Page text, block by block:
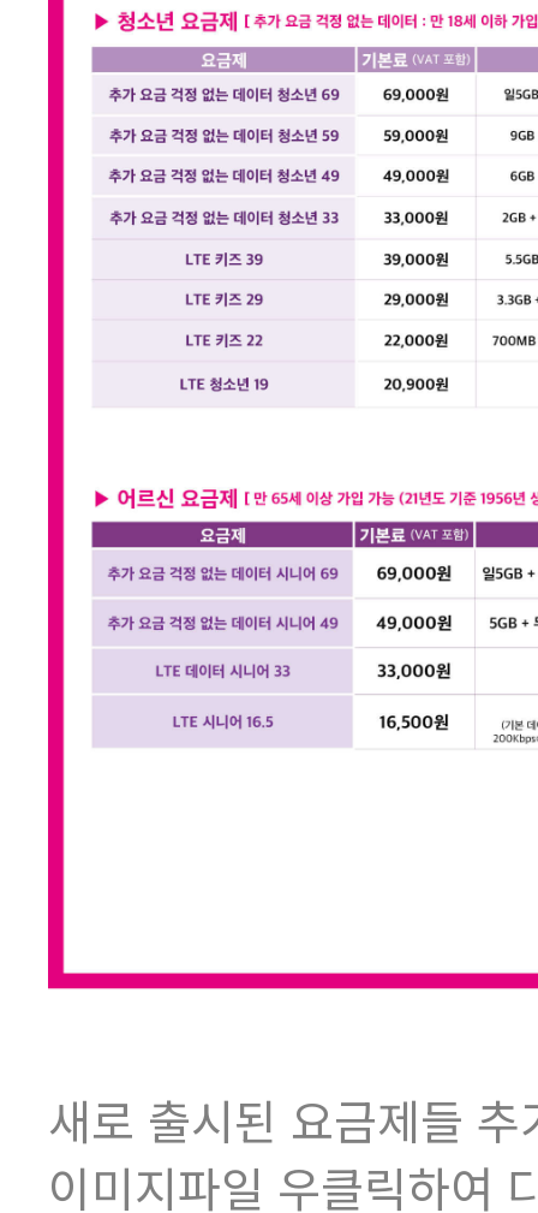
새로 출시된 요금제들
이미지파일 우클릭하여